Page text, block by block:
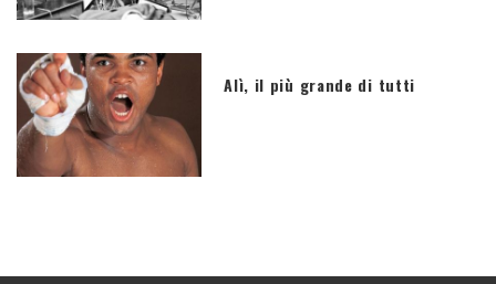
Alì, il più grande di tutti